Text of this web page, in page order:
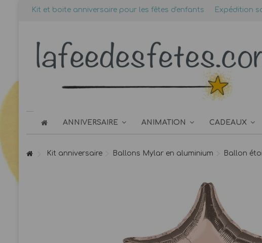
Kit et boite anniversaire pour les fêtes d'enfants Expédition
ANNIVERSAIRE ANIMATION CADEAUX
Kit anniversaire Ballons Mylar en aluminium Ballon